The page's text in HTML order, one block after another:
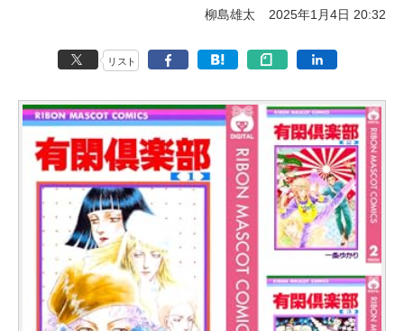
柳島雄太 2025年1月4日 20:32
リスト